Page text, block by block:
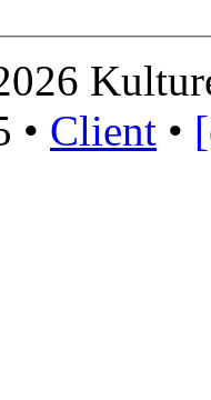
• Client •